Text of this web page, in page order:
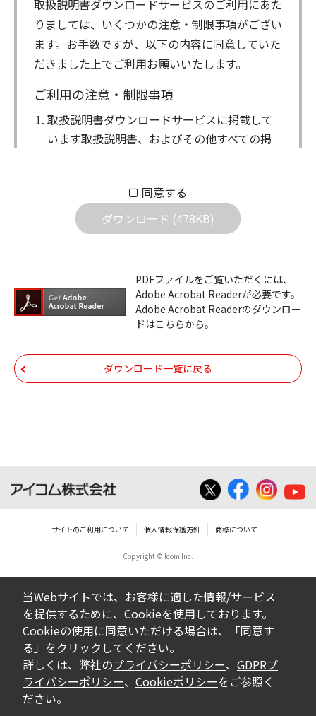
取扱説明書ダウンロードサービスのご利用にあた
りましては、いくつかの注意・制限事項がござい
ます。お手数ですが、以下の内容に同意していた
だきました上でご利用お願いいたします。
ご利用の注意・制限事項
取扱説明書ダウンロードサービスに掲載して
います取扱説明書、およびその他すべての掲
属します。ダウンロードした取扱説明書は、
個人が本来の目的でご使用されることは可能
ですが、権利者の許諾を得ることなく、以下
ダウンロードした取扱説明書は、複製、賃
貸、改変、公衆送信、または公衆送信可能
化することはできません。
いは無償を問わず、第三者に譲渡あるいは
使用させる事ができません。
ダウンロードした取扱説明書等に使用され
の転用は一切出来ません。
ダウンロードした取扱説明書およびその他す
べての掲載物の変更は一切行わないでくださ
い。お客様による内容の変更により、何らか
の欠陥が生じたとしても、弊社では一切の保
証をいたしません。また、内容の変更の結
果、万一お客様に損害が生じたとしても、弊
社及び販売店等は一切の責任を負いません。
掲載の取扱説明書等は、製品発売当時の内容
同意する
ダウンロード (478KB)
PDFファイルをご覧いただくには、
Adobe Acrobat Readerが必要です。
Adobe Acrobat Readerのダウンロー
ドはこちらから。
ダウンロード一覧に戻る
サイトのご利用について 個人情報保護方針 商標について
Copyright © Icom Inc.
当Webサイトでは、お客様に適した情報/サービス
を提供するために、Cookieを使用しております。
Cookieの使用に同意いただける場合は、「同意す
る」をクリックしてください。
詳しくは、弊社のプライバシーポリシー、 GDPRプ
ライバシーポリシー、 Cookieポリシーをご参照く
ださい。